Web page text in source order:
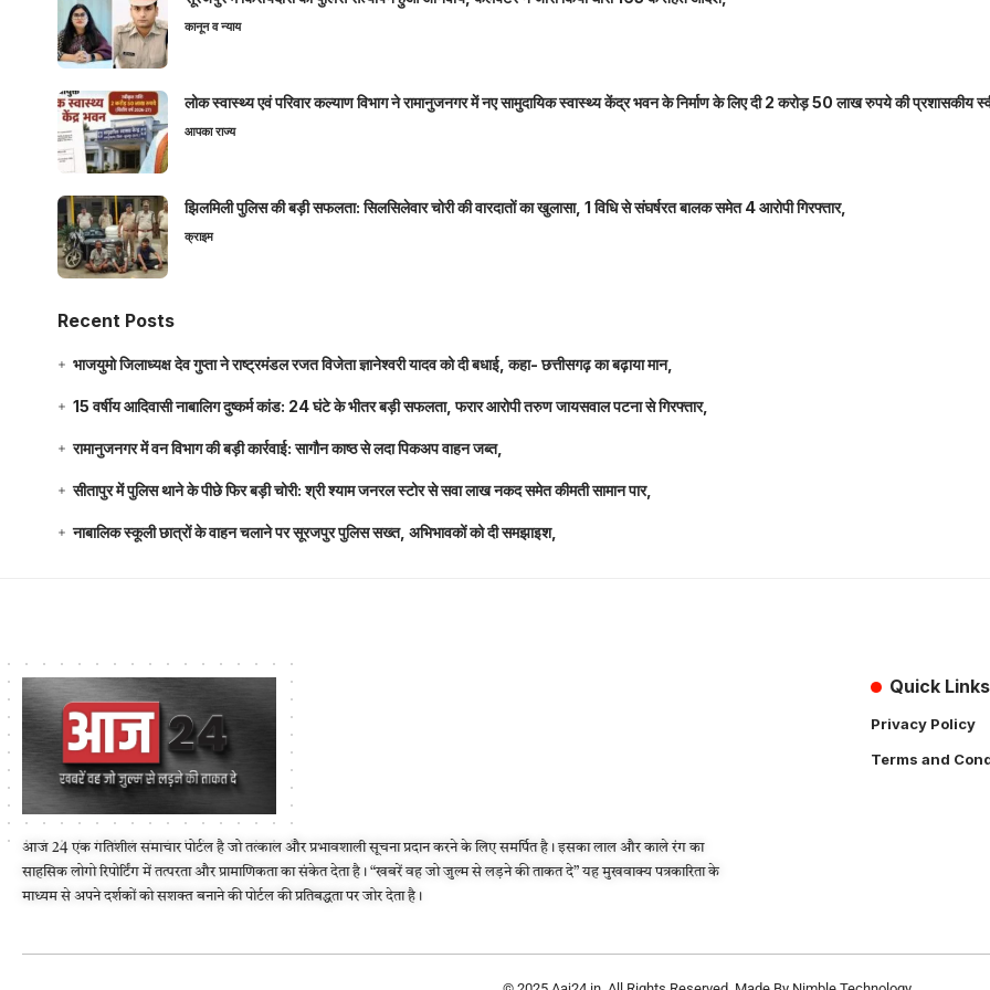
कानून व न्याय
लोक स्वास्थ्य एवं परिवार कल्याण विभाग ने रामानुजनगर में नए सामुदायिक स्वास्थ्य केंद्र भवन के निर्माण के लिए दी 2 करोड़ 50 लाख रुपये की प्रशासकीय
आपका राज्य
झिलमिली पुलिस की बड़ी सफलता: सिलसिलेवार चोरी की वारदातों का खुलासा, 1 विधि से संघर्षरत बालक समेत 4 आरोपी गिरफ्तार,
क्राइम
Recent Posts
भाजयुमो जिलाध्यक्ष देव गुप्ता ने राष्ट्रमंडल रजत विजेता ज्ञानेश्वरी यादव को दी बधाई, कहा- छत्तीसगढ़ का बढ़ाया मान,
15 वर्षीय आदिवासी नाबालिग दुष्कर्म कांड: 24 घंटे के भीतर बड़ी सफलता, फरार आरोपी तरुण जायसवाल पटना से गिरफ्तार,
रामानुजनगर में वन विभाग की बड़ी कार्रवाई: सागौन काष्ठ से लदा पिकअप वाहन जब्त,
सीतापुर में पुलिस थाने के पीछे फिर बड़ी चोरी: श्री श्याम जनरल स्टोर से सवा लाख नकद समेत कीमती सामान पार,
नाबालिक स्कूली छात्रों के वाहन चलाने पर सूरजपुर पुलिस सख्त, अभिभावकों को दी समझाइश,
आज 24 एक गतिशील समाचार पोर्टल है जो तत्काल और प्रभावशाली सूचना प्रदान करने के लिए समर्पित है। इसका लाल और काले रंग का
साहसिक लोगो रिपोर्टिंग में तत्परता और प्रामाणिकता का संकेत देता है। “खबरें वह जो जुल्म से लड़ने की ताकत दे” यह मुखवाक्य पत्रकारिता के
माध्यम से अपने दर्शकों को सशक्त बनाने की पोर्टल की प्रतिबद्धता पर जोर देता है।
Quick Links
Privacy Policy
Terms and